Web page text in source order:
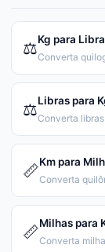
⚖️Kg para
Converta
⚖️Libras para
Converta
📏Km para
Converta
📏Milhas para
Converta